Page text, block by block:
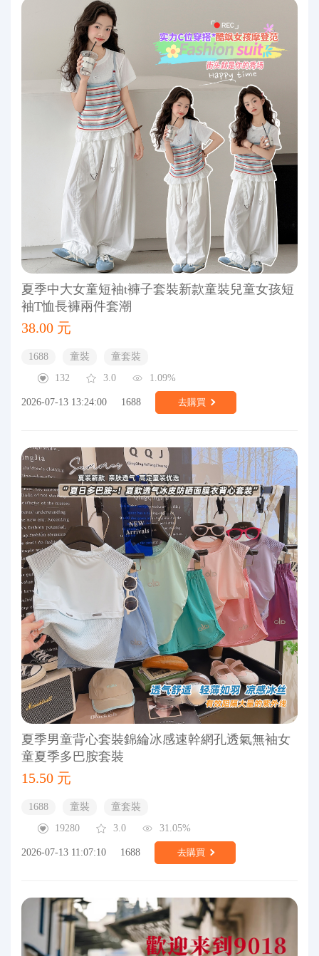
夏季中大女童短袖t褲子套裝新款童裝兒童女孩短
袖T恤長褲兩件套潮
38.00 元
1688 童裝
童套裝
132
3.0 1.09%
2026-07-13 13:24:00 1688 去購買
夏季男童背心套裝錦綸冰感速幹網孔透氣無袖女
童夏季多巴胺套裝
15.50 元
1688 童裝
童套裝
19280
3.0 31.05%
2026-07-13 11:07:10 1688 去購買